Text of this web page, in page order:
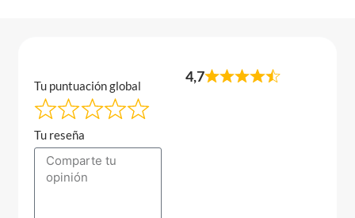
Tu puntuación global
Tu reseña
4,7